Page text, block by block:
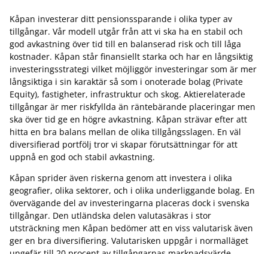
Kåpan investerar ditt pensionssparande i olika typer av
tillgångar. Vår modell utgår från att vi ska ha en stabil och
god avkastning över tid till en balanserad risk och till låga
kostnader. Kåpan står finansiellt starka och har en långsiktig
investeringsstrategi vilket möjliggör investeringar som är mer
långsiktiga i sin karaktär så som i onoterade bolag (Private
Equity), fastigheter, infrastruktur och skog. Aktierelaterade
tillgångar är mer riskfyllda än räntebärande placeringar men
ska över tid ge en högre avkastning. Kåpan strävar efter att
hitta en bra balans mellan de olika tillgångsslagen. En väl
diversifierad portfölj tror vi skapar förutsättningar för att
uppnå en god och stabil avkastning.
Kåpan sprider även riskerna genom att investera i olika
geografier, olika sektorer, och i olika underliggande bolag. En
övervägande del av investeringarna placeras dock i svenska
tillgångar. Den utländska delen valutasäkras i stor
utsträckning men Kåpan bedömer att en viss valutarisk även
ger en bra diversifiering. Valutarisken uppgår i normalläget